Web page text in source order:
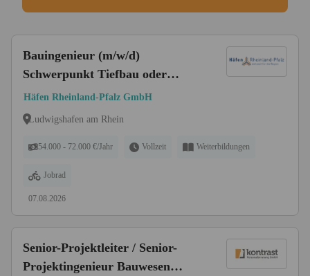
Bauingenieur (m/w/d)
Schwerpunkt Tiefbau oder
Wasserbau
Häfen Rheinland-Pfalz GmbH
Ludwigshafen am Rhein
54.000 - 72.000 €/Jahr Vollzeit Weiterbildungen
Jobrad
07.08.2026
Senior-Projektleiter / Senior-
Projektingenieur Bauwesen